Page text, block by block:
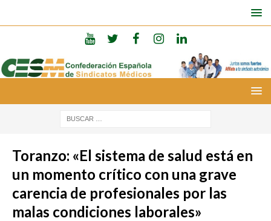
Toranzo: «El sistema de salud está en
un momento crítico con una grave
carencia de profesionales por las
malas condiciones laborales»